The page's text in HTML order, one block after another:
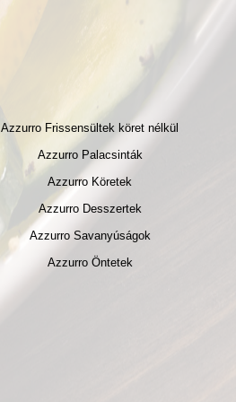
Azzurro Frissensültek köret nélkül
Azzurro Palacsinták
Azzurro Köretek
Azzurro Desszertek
Azzurro Savanyúságok
Azzurro Öntetek